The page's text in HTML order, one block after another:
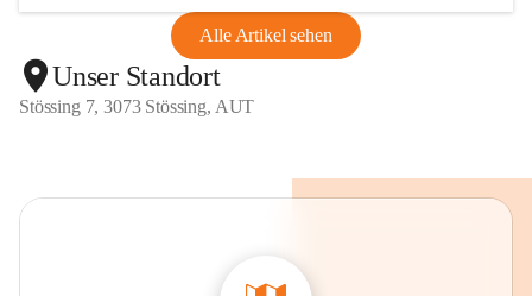
Alle Artikel sehen
Unser Standort
Stössing 7, 3073 Stössing, AUT